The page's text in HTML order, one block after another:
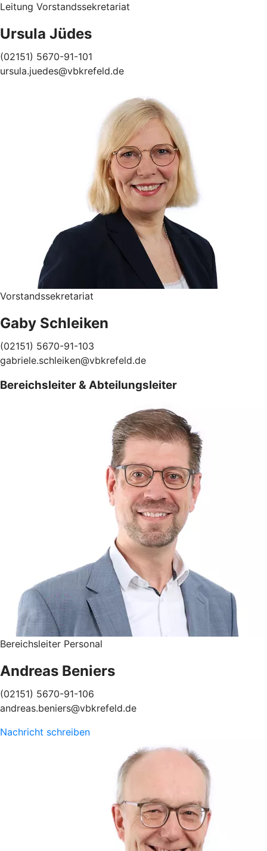
Leitung Vorstandssekretariat
Ursula Jüdes
(02151) 5670-91-101
ursula.juedes@vbkrefeld.de
Vorstandssekretariat
Gaby Schleiken
(02151) 5670-91-103
gabriele.schleiken@vbkrefeld.de
Bereichsleiter & Abteilungsleiter
Bereichsleiter Personal
Andreas Beniers
(02151) 5670-91-106
andreas.beniers@vbkrefeld.de
Nachricht schreiben